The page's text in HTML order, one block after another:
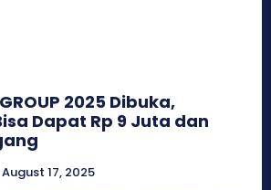
2025 Dibuka,
Dapat Rp 9 Juta dan
August 17, 2025